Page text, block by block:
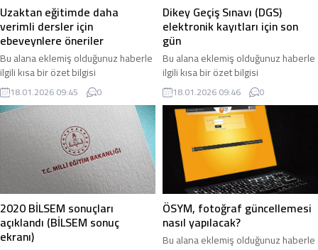
Uzaktan eğitimde daha
verimli dersler için
ebeveynlere öneriler
Bu alana eklemiş olduğunuz haberle
ilgili kısa bir özet bilgisi
ekleyebilirsiniz. Bu metin yazı
düzenleme sayfasında “Özet”
bölümünden eklenebilir. Özet
eklenmişse başlık altında kalın
olarak bu şekilde gösterilir,
eklenmemişse bu alan boş kalır.
18.01.2026 09:45 0
Dikey Geçiş Sınavı (DGS)
elektronik kayıtları için son
gün
Bu alana eklemiş olduğunuz haberle
ilgili kısa bir özet bilgisi
ekleyebilirsiniz. Bu metin yazı
düzenleme sayfasında “Özet”
bölümünden eklenebilir. Özet
eklenmişse başlık altında kalın
olarak bu şekilde gösterilir,
eklenmemişse bu alan boş kalır.
18.01.2026 09:46 0
2020 BİLSEM sonuçları
açıklandı (BİLSEM sonuç
ekranı)
ÖSYM, fotoğraf güncellemesi
nasıl yapılacak?
Bu alana eklemiş olduğunuz haberle